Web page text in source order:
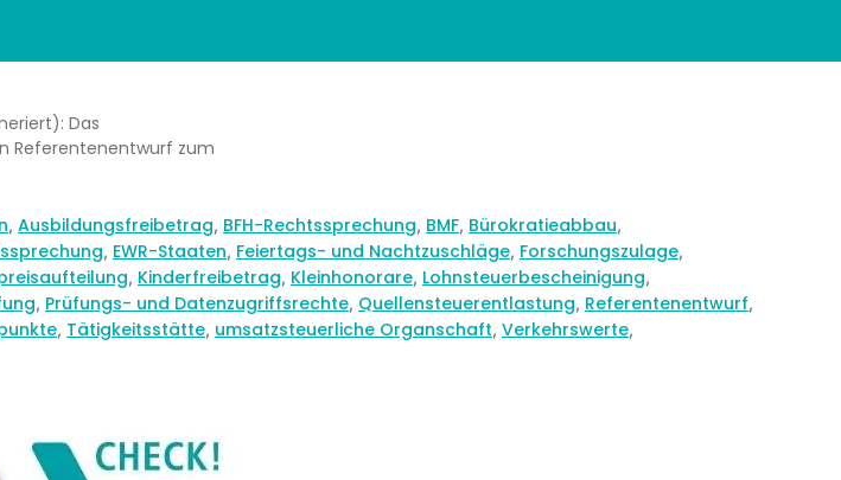
Das
Referentenentwurf zum
, Ausbildungsfreibetrag, BFH-Rechtssprechung, BMF, Bürokratieabbau,
, EWR-Staaten, Feiertags- und Nachtzuschläge, Forschungszulage,
, Kinderfreibetrag, Kleinhonorare, Lohnsteuerbescheinigung,
, Prüfungs- und Datenzugriffsrechte, Quellensteuerentlastung, Referentenentwurf,
, Tätigkeitsstätte, umsatzsteuerliche Organschaft, Verkehrswerte,